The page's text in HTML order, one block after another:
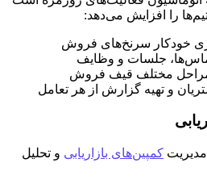
را افزایش می‌دهد:
خودکار سرنخ‌های فروش
جلسات و وظایف
مراحل مختلف قیف فروش
و تهیه گزارش از هر تعامل
کمپین‌های بازاریابی و تحلیل